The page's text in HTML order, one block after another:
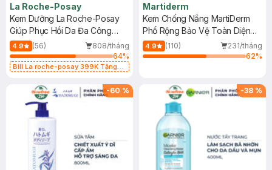
La Roche-Posay
Kem Dưỡng La Roche-Posay
Giúp Phục Hồi Da Đa Công
Dụng 40ml
4.9 (56)
808/tháng
64%
Bill La roche-posay 399K Tặng
(SL có hạn)
Martiderm
Kem Chống Nắng MartiDerm
Phổ Rộng Bảo Vệ Toàn Diện
40ml
4.9 (110)
231/tháng
62%
-60 % -38 %